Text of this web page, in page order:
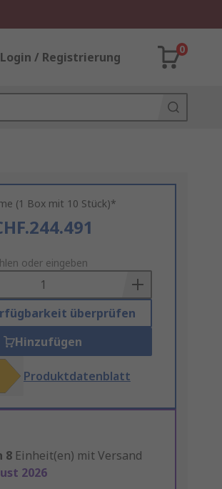
Login / Registrierung
0
(1 Box mit 10 Stück)*
oder eingeben
überprüfen
Hinzufügen
Produktdatenblatt
8 Einheit(en) mit Versand
2026